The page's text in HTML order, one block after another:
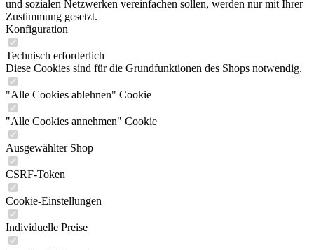
und sozialen Netzwerken vereinfachen sollen, werden nur mit Ihrer
Zustimmung gesetzt.
Konfiguration
Technisch erforderlich
Diese Cookies sind für die Grundfunktionen des Shops notwendig.
"Alle Cookies ablehnen" Cookie
"Alle Cookies annehmen" Cookie
Ausgewählter Shop
CSRF-Token
Cookie-Einstellungen
Individuelle Preise